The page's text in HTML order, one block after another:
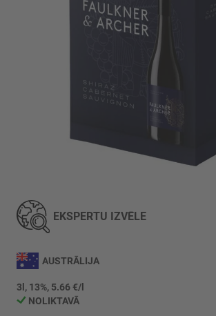
uz
galerijas
sākumu
EKSPERTU IZVĒLE
AUSTRĀLIJA
3l, 13%, 5.66 €/l
NOLIKTAVĀ